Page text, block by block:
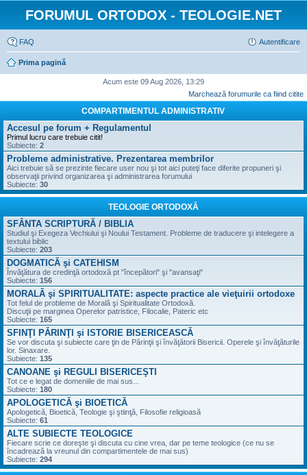
FORUMUL ORTODOX - TEOLOGIE.NET
FAQ Autentificare
Prima pagină
Acum este 09 Aug 2026, 13:29
Marchează forumurile ca fiind citite
COMPARTIMENTUL ADMINISTRATIV
Accesul pe forum + Regulamentul
Primul lucru care trebuie citit!
Subiecte: 2
Probleme administrative. Prezentarea membrilor
Aici trebuie să se prezinte fiecare user nou şi tot aici puteţi face diferite propuneri şi
observaţii privind organizarea şi administrarea forumului
Subiecte: 30
TEOLOGIE ORTODOXĂ
SFÂNTA SCRIPTURĂ / BIBLIA
Studiul şi Exegeza Vechiului şi Noului Testament. Probleme de traducere şi intelegere a
textului biblic
Subiecte: 203
DOGMATICĂ şi CATEHISM
Învăţătura de credinţă ortodoxă pt "începători" şi "avansaţi"
Subiecte: 156
MORALĂ şi SPIRITUALITATE: aspecte practice ale vieţuirii ortodoxe
Tot felul de probleme de Morală şi Spiritualitate Ortodoxă.
Discuţii pe marginea Operelor patristice, Filocalie, Pateric etc
Subiecte: 165
SFINŢI PĂRINŢI şi ISTORIE BISERICEASCĂ
Se vor discuta şi subiecte care ţin de Părinţii şi învăţătorii Bisericii. Operele şi învăţăturile
lor. Sinaxare.
Subiecte: 135
CANOANE şi REGULI BISERICEŞTI
Tot ce e legat de domeniile de mai sus...
Subiecte: 180
APOLOGETICĂ şi BIOETICĂ
Apologetică, Bioetică, Teologie şi ştiinţă, Filosofie religioasă
Subiecte: 61
ALTE SUBIECTE TEOLOGICE
Fiecare scrie ce doreşte şi discuta cu cine vrea, dar pe teme teologice (ce nu se
încadrează la vreunul din compartimentele de mai sus)
Subiecte: 294